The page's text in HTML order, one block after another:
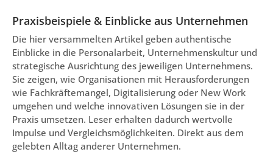
Praxisbeispiele & Einblicke aus Unternehmen
Die hier versammelten Artikel geben authentische
Einblicke in die Personalarbeit, Unternehmenskultur und
strategische Ausrichtung des jeweiligen Unternehmens.
Sie zeigen, wie Organisationen mit Herausforderungen
wie Fachkräftemangel, Digitalisierung oder New Work
umgehen und welche innovativen Lösungen sie in der
Praxis umsetzen. Leser erhalten dadurch wertvolle
Impulse und Vergleichsmöglichkeiten. Direkt aus dem
gelebten Alltag anderer Unternehmen.